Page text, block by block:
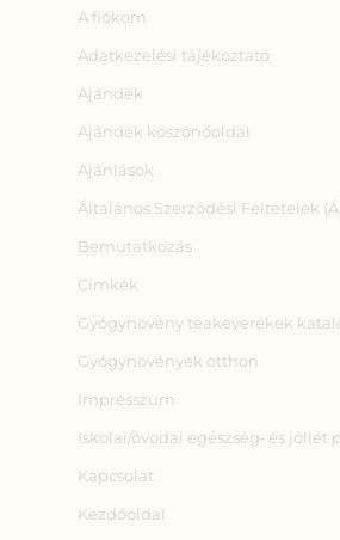
A fiókom
Adatkezelési tájékoztató
Ajándék
Ajándék köszönőoldal
Ajánlások
Általános Szerződési Feltételek
Bemutatkozás
Címkék
Gyógynövény teakeverékek
Gyógynövények otthon
Impresszum
Iskolai/óvodai egészség‑ és jóllét
Kapcsolat
Kezdőoldal